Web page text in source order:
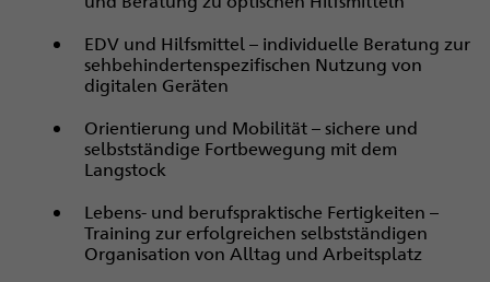
EDV und Hilfsmittel – individuelle Beratung zur
sehbehindertenspezifischen Nutzung von
digitalen Geräten
Orientierung und Mobilität – sichere und
selbstständige Fortbewegung mit dem
Langstock
Lebens- und berufspraktische Fertigkeiten –
Training zur erfolgreichen selbstständigen
Organisation von Alltag und Arbeitsplatz